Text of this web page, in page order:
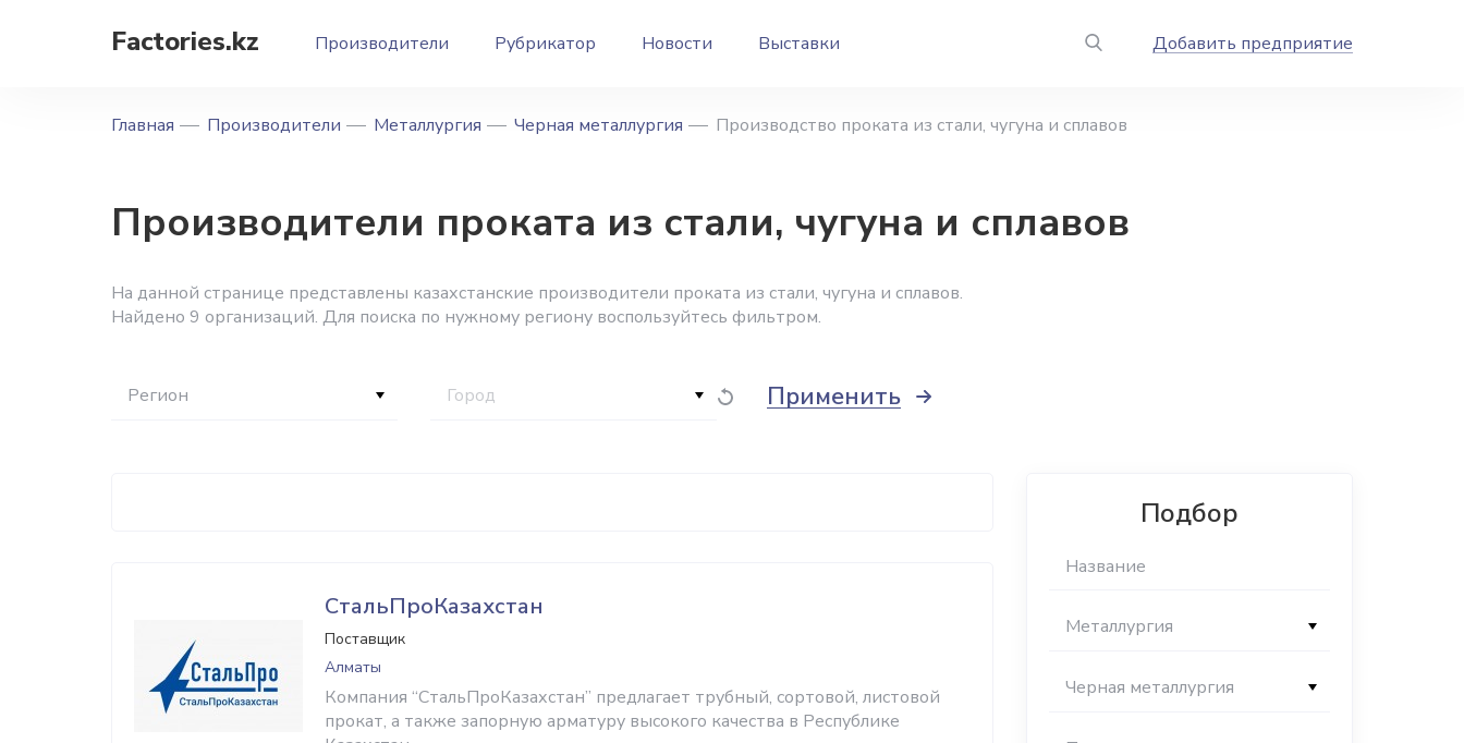
Factories.kz Производители Рубрикатор Новости Выставки Добавить предприятие
Главная Производители Металлургия Черная металлургия Производство проката из стали, чугуна и сплавов
Производители проката из стали, чугуна и сплавов
На данной странице представлены казахстанские производители проката из стали, чугуна и сплавов.
Найдено 9 организаций. Для поиска по нужному региону воспользуйтесь фильтром.
Регион Город Применить
СтальПроКазахстан
Поставщик
Алматы
Компания “СтальПроКазахстан” предлагает трубный, сортовой, листовой
прокат, а также запорную арматуру высокого качества в Республике
Подбор
Металлургия
Черная металлургия